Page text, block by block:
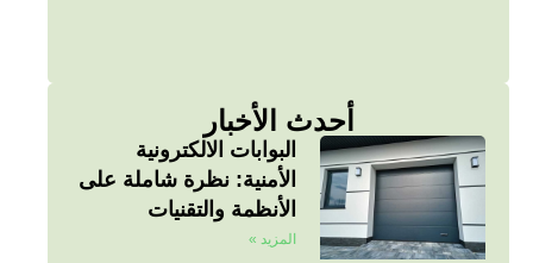
أحدث الأخبار
البوابات الالكترونية
الأمنية: نظرة شاملة على
الأنظمة والتقنيات
المزيد »